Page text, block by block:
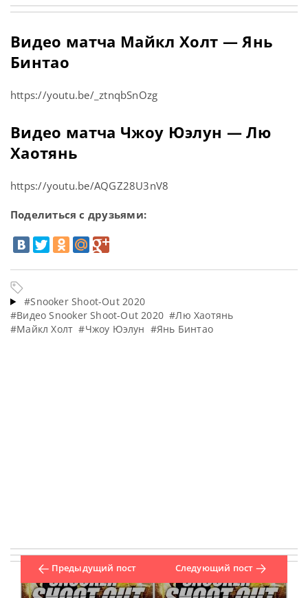
Видео матча Майкл Холт — Янь
Бинтао
https://youtu.be/_ztnqbSnOzg
Видео матча Чжоу Юэлун — Лю
Хаотянь
https://youtu.be/AQGZ28U3nV8
Поделиться с друзьями:
#Snooker Shoot-Out 2020
#Видео Snooker Shoot-Out 2020 #Лю Хаотянь
#Майкл Холт #Чжоу Юэлун #Янь Бинтао
Предыдущий пост Следующий пост